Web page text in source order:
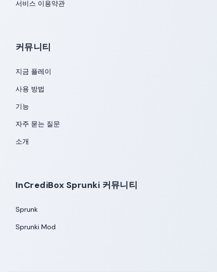
서비스 이용약관
커뮤니티
지금 플레이
사용 방법
기능
자주 묻는 질문
소개
InCrediBox Sprunki 커뮤니티
Sprunk
Sprunki Mod